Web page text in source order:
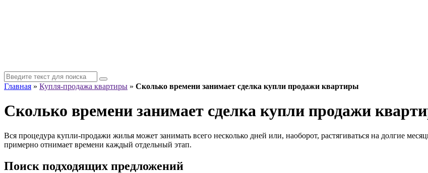
Главная » Купля-продажа квартиры » Сколько времени занимает сделка купли продажи квартиры
Сколько времени занимает сделка купли продажи
Вся процедура купли-продажи жилья может занимать всего несколько дней или, наоборот, растягиваться на долгие
примерно отнимает времени каждый отдельный этап.
Поиск подходящих предложений